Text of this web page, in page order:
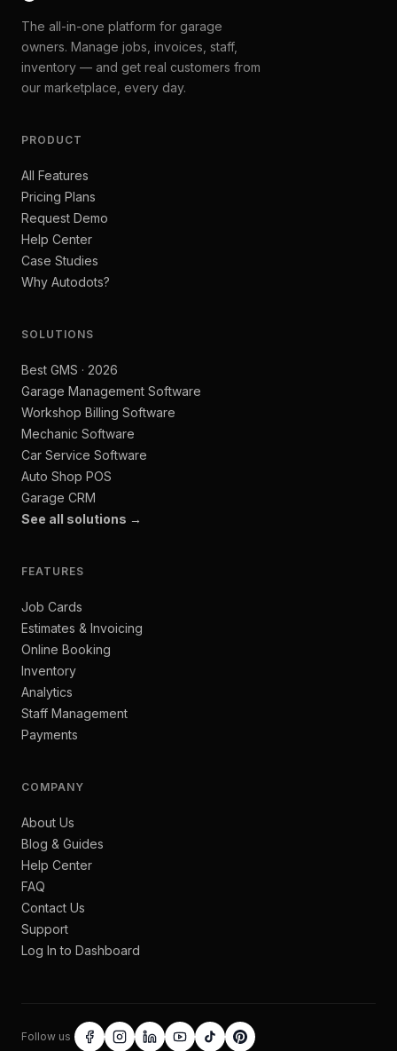
The all-in-one platform for garage
owners. Manage jobs, invoices, staff,
inventory — and get real customers from
our marketplace, every day.
PRODUCT
All Features
Pricing Plans
Request Demo
Help Center
Case Studies
Why Autodots?
SOLUTIONS
Best GMS · 2026
Garage Management Software
Workshop Billing Software
Mechanic Software
Car Service Software
Auto Shop POS
Garage CRM
See all solutions →
FEATURES
Job Cards
Estimates & Invoicing
Online Booking
Inventory
Analytics
Staff Management
Payments
COMPANY
About Us
Blog & Guides
Help Center
FAQ
Contact Us
Support
Log In to Dashboard
Follow us